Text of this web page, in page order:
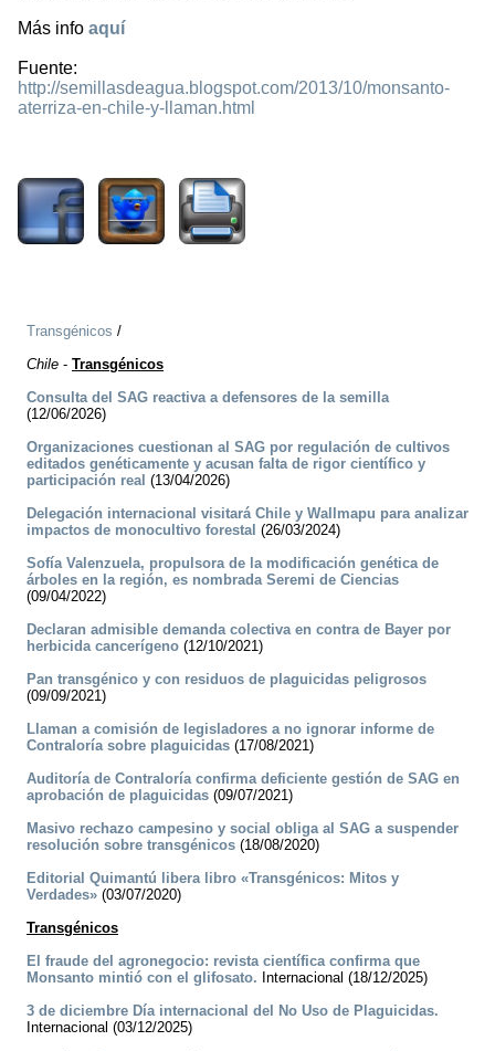
Más info aquí
Fuente:
http://semillasdeagua.blogspot.com/2013/10/monsanto-
aterriza-en-chile-y-llaman.html
Transgénicos /
Chile - Transgénicos
Consulta del SAG reactiva a defensores de la semilla
(12/06/2026)
Organizaciones cuestionan al SAG por regulación de cultivos
editados genéticamente y acusan falta de rigor científico y
participación real (13/04/2026)
Delegación internacional visitará Chile y Wallmapu para analizar
impactos de monocultivo forestal (26/03/2024)
Sofía Valenzuela, propulsora de la modificación genética de
árboles en la región, es nombrada Seremi de Ciencias
(09/04/2022)
Declaran admisible demanda colectiva en contra de Bayer por
herbicida cancerígeno (12/10/2021)
Pan transgénico y con residuos de plaguicidas peligrosos
(09/09/2021)
Llaman a comisión de legisladores a no ignorar informe de
Contraloría sobre plaguicidas (17/08/2021)
Auditoría de Contraloría confirma deficiente gestión de SAG en
aprobación de plaguicidas (09/07/2021)
Masivo rechazo campesino y social obliga al SAG a suspender
resolución sobre transgénicos (18/08/2020)
Editorial Quimantú libera libro «Transgénicos: Mitos y
Verdades» (03/07/2020)
Transgénicos
El fraude del agronegocio: revista científica confirma que
Monsanto mintió con el glifosato. Internacional (18/12/2025)
3 de diciembre Día internacional del No Uso de Plaguicidas.
Internacional (03/12/2025)